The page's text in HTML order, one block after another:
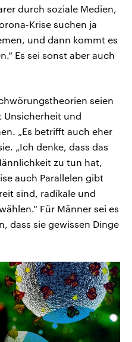
durch soziale Medien,
Krise suchen ja
und dann kommt es
Es sei sonst aber auch
seien
Unsicherheit und
„Es betrifft auch eher
„Ich denke, dass das
zu tun hat,
auch Parallelen gibt
sind, radikale und
Für Männer sei es
dass sie gewissen Dinge